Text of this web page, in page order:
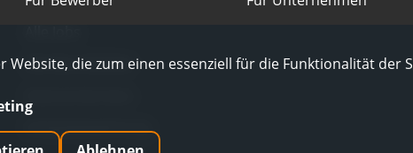
Alle Berufsfelder
Initiativbewerbung
Website, die zum einen essenziell für die Funktionalität